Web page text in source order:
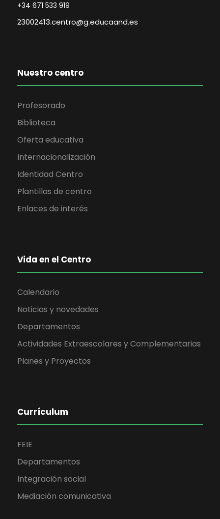
+34 671 533 919
23002413.centro@g.educaand.es
Nuestro centro
Profesorado
Biblioteca
Oferta educativa
Internacionalización
Identidad Centro
Plantillas de centro
Enlaces de interés
Vida en el Centro
Calendario
Noticias y novedades
Departamentos
Actividades Extraescolares y Complementarias
Planes y Proyectos
Currículum
FEIE
Departamentos
Integración social
Mediación comunicativa